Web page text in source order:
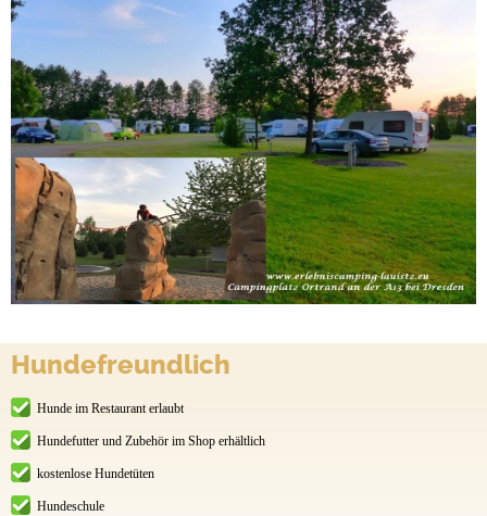
Hundefreundlich
Hunde im Restaurant erlaubt
Hundefutter und Zubehör im Shop erhältlich
kostenlose Hundetüten
Hundeschule